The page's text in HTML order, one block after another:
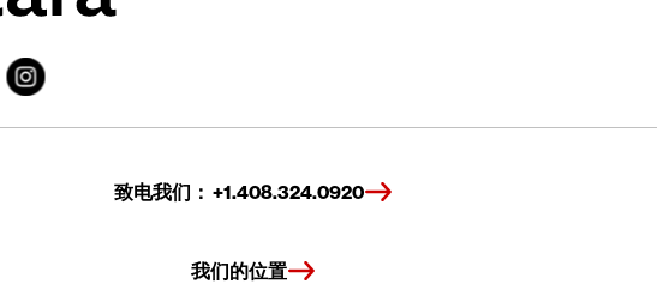
致电我们： +1.408.324.0920
我们的位置